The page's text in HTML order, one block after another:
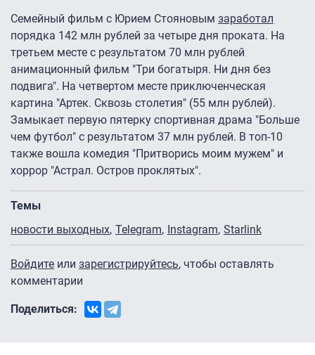
Семейный фильм с Юрием Стояновым заработал
порядка 142 млн рублей за четыре дня проката. На
третьем месте с результатом 70 млн рублей
анимационный фильм "Три богатыря. Ни дня без
подвига". На четвертом месте приключенческая
картина "Артек. Сквозь столетия" (55 млн рублей).
Замыкает первую пятерку спортивная драма "Больше
чем футбол" с результатом 37 млн рублей. В топ-10
также вошла комедия "Притворись моим мужем" и
хоррор "Астрал. Остров проклятых".
Темы
новости выходных Telegram Instagram Starlink
Войдите или зарегистрируйтесь, чтобы оставлять
комментарии
Поделиться: